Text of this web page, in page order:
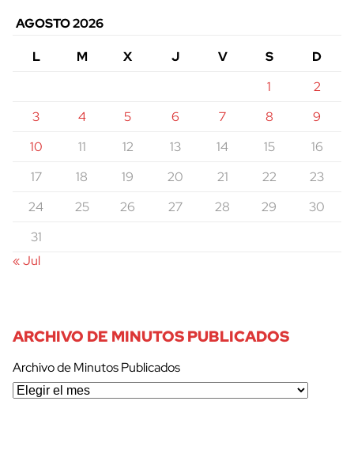
AGOSTO 2026
L
M X J V S
D
1
2
3
4 5 6 7 8
9
10
11 12 13 14 15
16
17
18 19 20 21 22
23
24
25 26 27 28 29
30
31
« Jul
ARCHIVO DE MINUTOS PUBLICADOS
Archivo de Minutos Publicados